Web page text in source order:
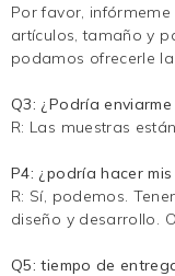
Por favor, infórmeme
artículos, tamaño y
podamos ofrecerle
Q3: ¿Podría
R: Las muestras
P4: ¿podría hacer
R: Sí, podemos.
diseño y desarrollo.
Q5: tiempo de